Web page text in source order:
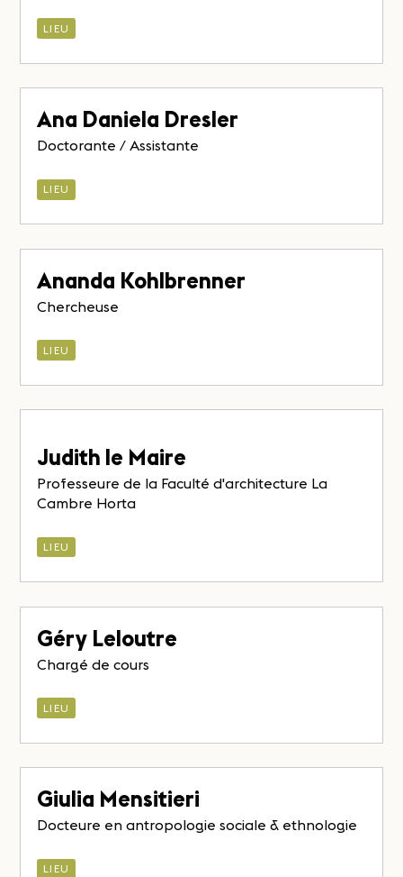
LIEU
Ana Daniela Dresler
Doctorante / Assistante
LIEU
Ananda Kohlbrenner
Chercheuse
LIEU
Judith le Maire
Professeure de la Faculté d'architecture La
Cambre Horta
LIEU
Géry Leloutre
Chargé de cours
LIEU
Giulia Mensitieri
Docteure en antropologie sociale & ethnologie
LIEU